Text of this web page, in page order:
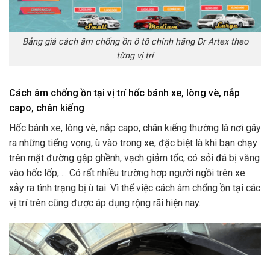
Bảng giá cách âm chống ồn ô tô chính hãng Dr Artex theo
từng vị trí
Cách âm chống ồn tại vị trí hốc bánh xe, lòng vè, nắp
capo, chân kiếng
Hốc bánh xe, lòng vè, nắp capo, chân kiếng thường là nơi gây
ra những tiếng vọng, ù vào trong xe, đặc biệt là khi bạn chạy
trên mặt đường gập ghềnh, vạch giảm tốc, có sỏi đá bị văng
vào hốc lốp,…. Có rất nhiều trường hợp người ngồi trên xe
xảy ra tình trạng bị ù tai. Vì thế việc cách âm chống ồn tại các
vị trí trên cũng được áp dụng rộng rãi hiện nay.